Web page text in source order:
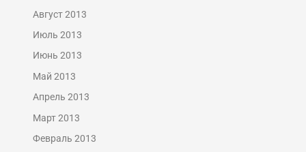
Август 2013
Июль 2013
Июнь 2013
Май 2013
Апрель 2013
Март 2013
Февраль 2013